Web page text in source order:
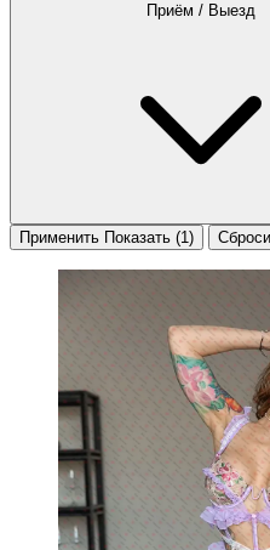
Приём / Выезд
Применить Показать (1)